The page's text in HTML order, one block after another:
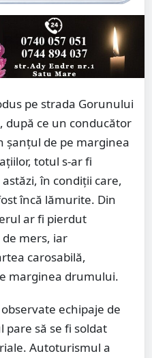
pe strada Gorunului
după ce un conducător
șanțul de pe marginea
totul s-ar fi
în condiții care,
încă lămurite. Din
ar fi pierdut
mers, iar
carosabilă,
marginea drumului.
echipaje de
să se fi soldat
Autoturismul a